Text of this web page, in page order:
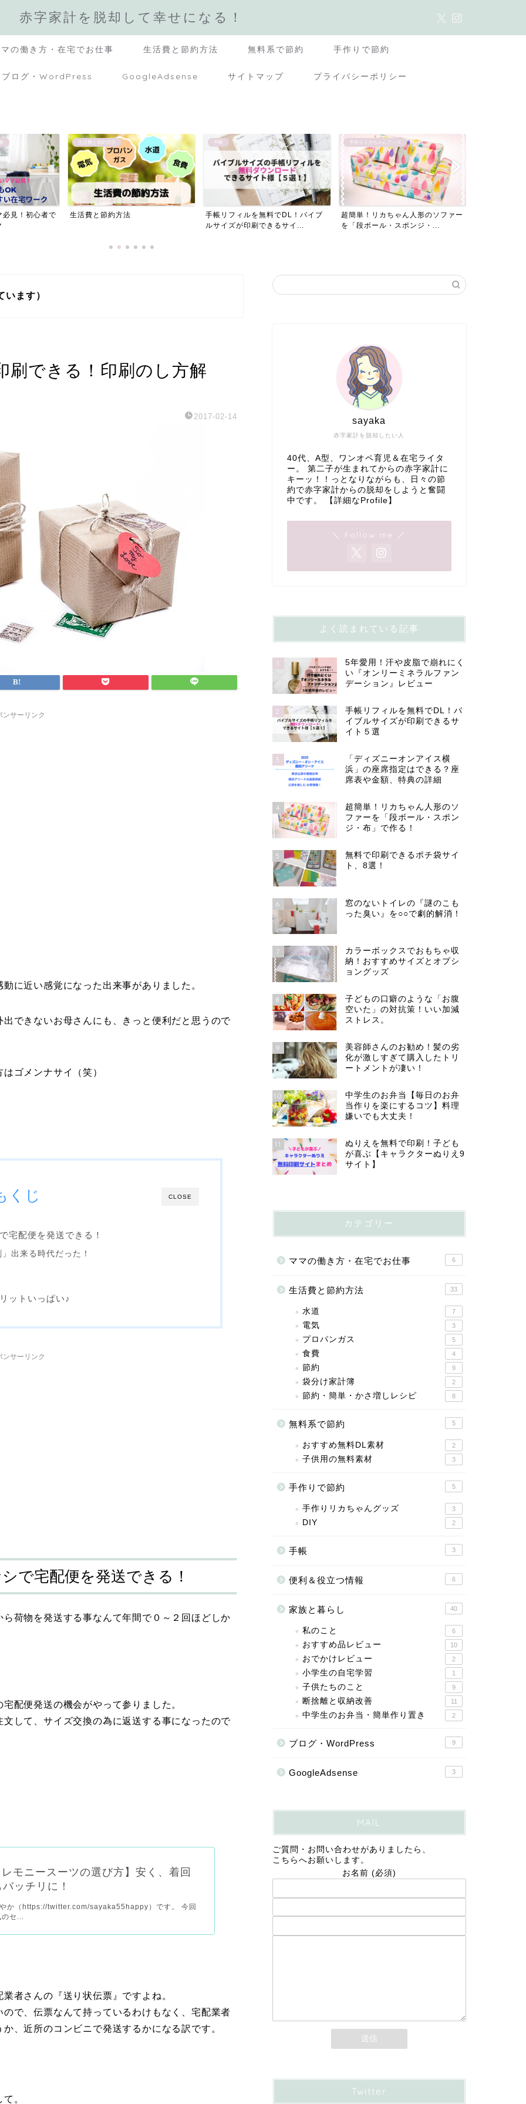
赤字家計を脱却して幸せになる！
の働き方・在宅でお仕事 生活費と節約方法 無料系で節約 手作りで節約
ブログ・WordPress GoogleAdsense サイトマップ プライバシーポリシー
手帳
手帳リフィルを無料でDL！バイブ
手作りリカちゃんグッズ
超簡単！リカちゃん人形のソファー
を「段ボール・スポンジ・...
おすすめ品レビュー
5年愛用！汗や皮脂で崩れにくい
『オンリーミネラルファンデ...
ます）
刷できる！印刷のし方解
2017-02-14
ンサーリンク
に近い感覚になった出来事がありました。
できないお母さんにも、きっと便利だと思うので
ゴメンナサイ（笑）
CLOSE
くじ
宅配便を発送できる！
出来る時代だった！
ットいっぱい♪
ンサーリンク
で宅配便を発送できる！
荷物を発送する事なんて年間で０～２回ほどしか
配便発送の機会がやって参りました。
して、サイズ交換の為に返送する事になったので
モニースーツの選び方】安く、着回
ッチリに！
か（https://twitter.com/sayaka55happy）です。 今回
セ...
者さんの『送り状伝票』ですよね。
で、伝票なんて持っているわけもなく、宅配業者
、近所のコンビニで発送するかになる訳です。
。
赤字家計を脱却したい人
sayaka
40代、A型、ワンオペ育児＆在宅ライタ
ー。 第二子が生まれてからの赤字家計に
キーッ！！っとなりながらも、日々の節
約で赤字家計からの脱却をしようと奮闘
中です。
【詳細なProfile】
＼ Follow me ／
よく読まれている記事
1
5年愛用！汗や皮脂で崩れにく
い『オンリーミネラルファン
デーション』レビュー
2
手帳リフィルを無料でDL！バ
イブルサイズが印刷できるサ
イト５選
3
「ディズニーオンアイス横
浜」の座席指定はできる？座
席表や金額、特典の詳細
4
超簡単！リカちゃん人形のソ
ファーを「段ボール・スポン
ジ・布」で作る！
5
無料で印刷できるポチ袋サイ
ト、8選！
6
窓のないトイレの『謎のこも
った臭い』を○○で劇的解消！
7
カラーボックスでおもちゃ収
納！おすすめサイズとオプシ
ョングッズ
8
子どもの口癖のような「お腹
空いた」の対抗策！いい加減
ストレス。
9
美容師さんのお勧め！髪の劣
化が激しすぎて購入したトリ
ートメントが凄い！
10
中学生のお弁当【毎日のお弁
当作りを楽にするコツ】料理
嫌いでも大丈夫！
11
ぬりえを無料で印刷！子ども
が喜ぶ【キャラクターぬりえ9
サイト】
カテゴリー
ママの働き方・在宅でお仕事 6
生活費と節約方法 33
水道 7
電気 3
プロパンガス 5
食費 4
節約 9
袋分け家計簿 2
節約・簡単・かさ増しレシピ 8
無料系で節約 5
おすすめ無料DL素材 2
子供用の無料素材 3
手作りで節約 5
手作りリカちゃんグッズ 3
DIY 2
手帳 3
便利＆役立つ情報 6
家族と暮らし 40
私のこと 6
おすすめ品レビュー 10
おでかけレビュー 2
小学生の自宅学習 1
子供たちのこと 9
断捨離と収納改善 11
中学生のお弁当・簡単作り置き 2
ブログ・WordPress 9
GoogleAdsense 3
MAIL
ご質問・お問い合わせがありましたら、
こちらへお願いします。
お名前 (必須)
Twitter